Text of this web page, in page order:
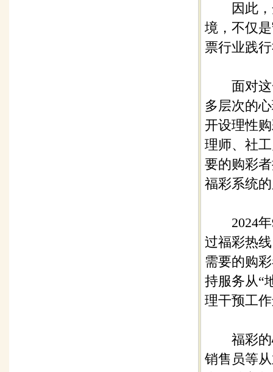
因此，开
境，不仅
票行业践
面对这一
多层次的
开设理性
理师、社
要的购彩
福彩系统
2024年9
过福彩热
需要的购
持服务从“
理干预工
福彩的心
销售员等